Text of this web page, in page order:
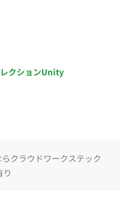
クションUnity
クラウドワークステック
り